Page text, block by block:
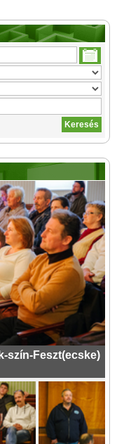
szín-Feszt(ecske)